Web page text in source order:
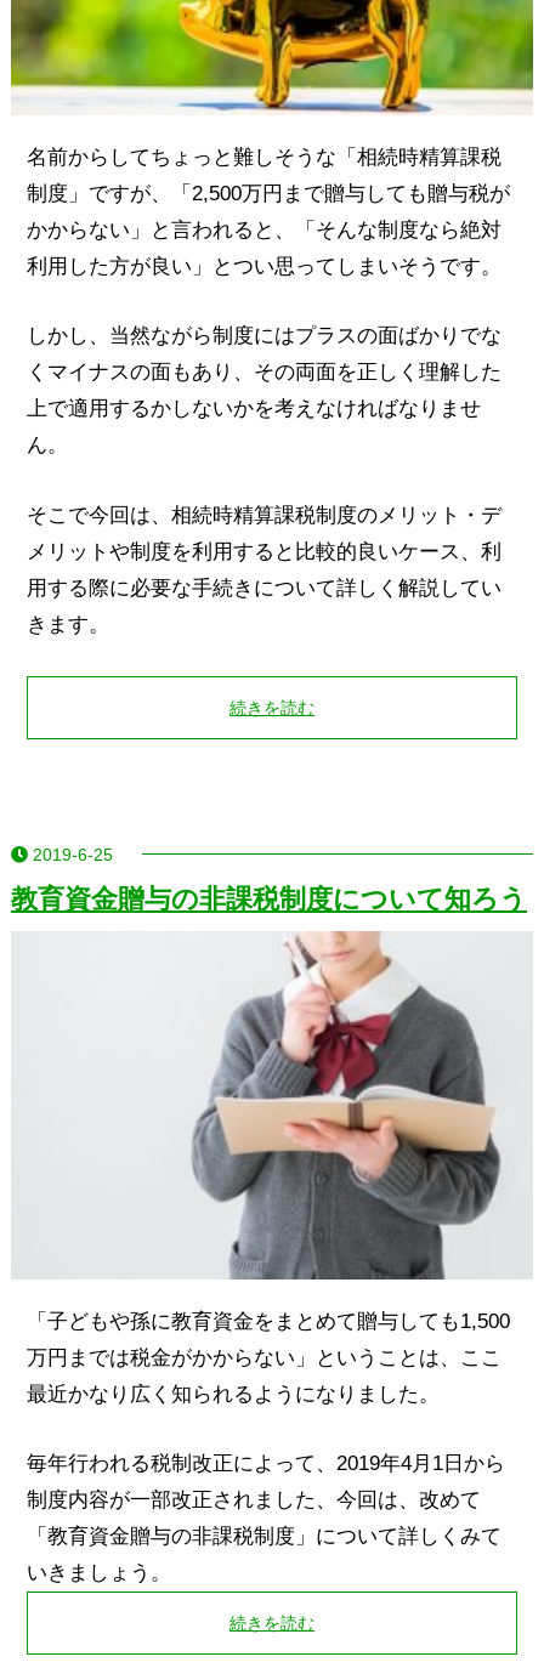
名前からしてちょっと難しそうな「相続時精算課税
制度」ですが、「2,500万円まで贈与しても贈与税が
かからない」と言われると、「そんな制度なら絶対
利用した方が良い」とつい思ってしまいそうです。
しかし、当然ながら制度にはプラスの面ばかりでな
くマイナスの面もあり、その両面を正しく理解した
上で適用するかしないかを考えなければなりませ
ん。
そこで今回は、相続時精算課税制度のメリット・デ
メリットや制度を利用すると比較的良いケース、利
用する際に必要な手続きについて詳しく解説してい
きます。
続きを読む
2019-6-25
教育資金贈与の非課税制度について知ろう
「子どもや孫に教育資金をまとめて贈与しても1,500
万円までは税金がかからない」ということは、ここ
最近かなり広く知られるようになりました。
毎年行われる税制改正によって、2019年4月1日から
制度内容が一部改正されました、今回は、改めて
「教育資金贈与の非課税制度」について詳しくみて
いきましょう。
続きを読む